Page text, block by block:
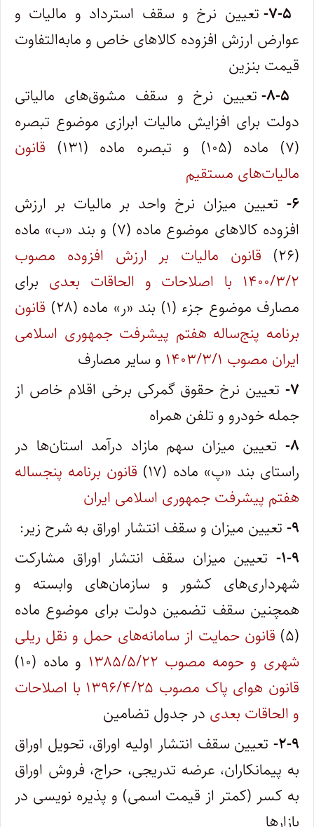
تعیین نرخ و سقف استرداد و مالیات و
عوارض ارزش افزوده کالاهای خاص و مابه‌التفاوت
قیمت بنزین
تعیین نرخ و سقف مشوق‌های مالیاتی
دولت برای افزایش مالیات ابرازی موضوع تبصره
(۷) ماده (۱۰۵) و تبصره ماده (۱۳۱)
قانون
مالیات‌های مستقیم
۶- تعیین میزان نرخ واحد بر مالیات بر ارزش
افزوده کالاهای موضوع ماده (۷) و بند «ب» ماده
(۲۶)
قانون مالیات بر ارزش افزوده مصوب
۱۴۰۰/۳/۲ با اصلاحات و الحاقات بعدی
برای
مصارف موضوع جزء (۱) بند «ر» ماده (۲۸)
قانون
برنامه پنج‌ساله هفتم پیشرفت جمهوری اسلامی
ایران مصوب ۱۴۰۳/۳/۱
و سایر مصارف
۷- تعیین نرخ حقوق گمرکی برخی اقلام خاص از
جمله خودرو و تلفن همراه
۸- تعیین میزان سهم مازاد درآمد استان‌ها در
راستای بند «پ» ماده (۱۷)
قانون برنامه پنجساله
هفتم پیشرفت جمهوری اسلامی ایران
۹- تعیین میزان و سقف انتشار اوراق به شرح زیر:
۱-۹- تعیین میزان سقف انتشار اوراق مشارکت
شهرداری‌های کشور و سازمان‌های وابسته و
همچنین سقف تضمین دولت برای موضوع ماده
(۵)
قانون حمایت از سامانه‌های حمل و نقل ریلی
شهری و حومه مصوب ۱۳۸۵/۵/۲۲
و ماده (۱۰)
قانون هوای پاک مصوب ۱۳۹۶/۴/۲۵ با اصلاحات
و الحاقات بعدی در جدول تضامین
۲-۹- تعیین سقف انتشار اولیه اوراق، تحویل اوراق
به پیمانکاران، عرضه تدریجی، حراج، فروش اوراق
به کسر (کمتر از قیمت اسمی) و پذیره نویسی در
بازارها